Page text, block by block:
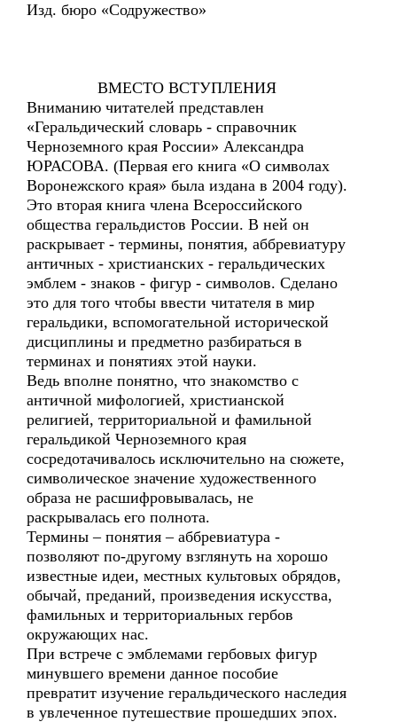
Изд. бюро «Содружество»
ВМЕСТО ВСТУПЛЕНИЯ
Вниманию читателей представлен
«Геральдический словарь - справочник
Черноземного края России» Александра
ЮРАСОВА. (Первая его книга «О символах
Воронежского края» была издана в 2004 году).
Это вторая книга члена Всероссийского
общества геральдистов России. В ней он
раскрывает - термины, понятия, аббревиатуру
античных - христианских - геральдических
эмблем - знаков - фигур - символов. Сделано
это для того чтобы ввести читателя в мир
геральдики, вспомогательной исторической
дисциплины и предметно разбираться в
терминах и понятиях этой науки.
Ведь вполне понятно, что знакомство с
античной мифологией, христианской
религией, территориальной и фамильной
геральдикой Черноземного края
сосредотачивалось исключительно на сюжете,
символическое значение художественного
образа не расшифровывалась, не
раскрывалась его полнота.
Термины – понятия – аббревиатура -
позволяют по-другому взглянуть на хорошо
известные идеи, местных культовых обрядов,
обычай, преданий, произведения искусства,
фамильных и территориальных гербов
окружающих нас.
При встрече с эмблемами гербовых фигур
минувшего времени данное пособие
превратит изучение геральдического наследия
в увлеченное путешествие прошедших эпох.